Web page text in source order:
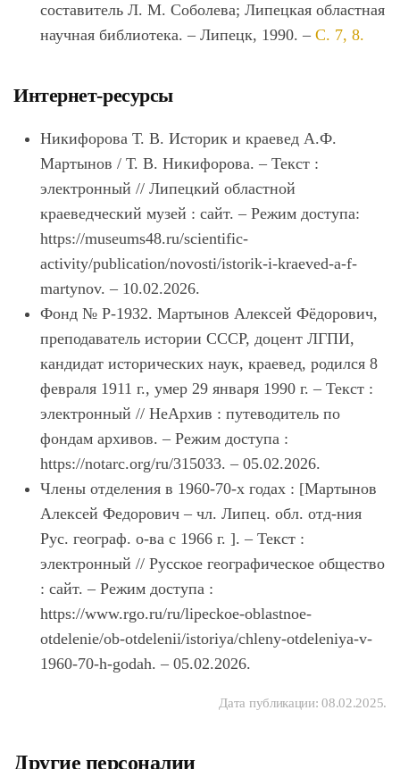
составитель Л. М. Соболева; Липецкая областная
научная библиотека. – Липецк, 1990. – С. 7, 8.
Интернет-ресурсы
Никифорова Т. В. Историк и краевед А.Ф.
Мартынов / Т. В. Никифорова. – Текст :
электронный // Липецкий областной
краеведческий музей : сайт. – Режим доступа:
https://museums48.ru/scientific-
activity/publication/novosti/istorik-i-kraeved-a-f-
martynov. – 10.02.2026.
Фонд № Р-1932. Мартынов Алексей Фёдорович,
преподаватель истории СССР, доцент ЛГПИ,
кандидат исторических наук, краевед, родился 8
февраля 1911 г., умер 29 января 1990 г. – Текст :
электронный // НеАрхив : путеводитель по
фондам архивов. – Режим доступа :
https://notarc.org/ru/315033. – 05.02.2026.
Члены отделения в 1960-70-х годах : [Мартынов
Алексей Федорович – чл. Липец. обл. отд-ния
Рус. географ. о-ва с 1966 г. ]. – Текст :
электронный // Русское географическое общество
: сайт. – Режим доступа :
https://www.rgo.ru/ru/lipeckoe-oblastnoe-
otdelenie/ob-otdelenii/istoriya/chleny-otdeleniya-v-
1960-70-h-godah. – 05.02.2026.
Дата публикации:08.02.2025.
Другие персоналии